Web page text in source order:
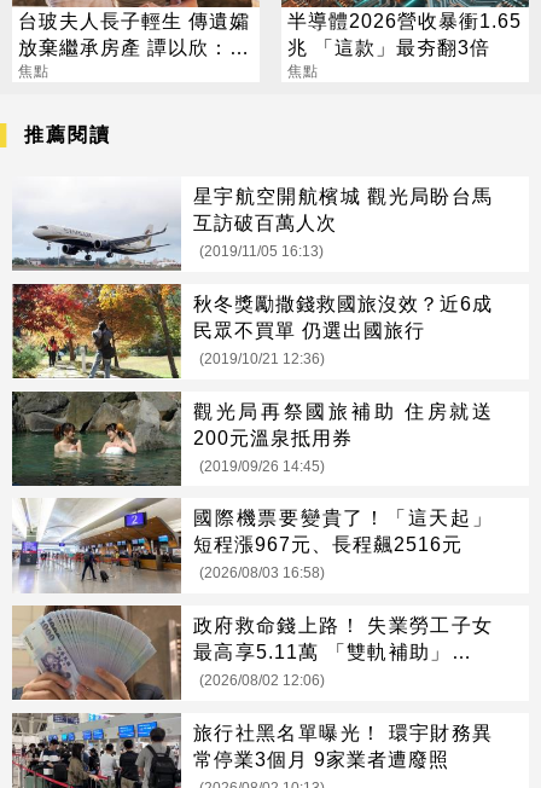
台玻夫人長子輕生 傳遺孀
放棄繼承房產 譚以欣：不
實內容二次傷害
焦點
半導體2026營收暴衝1.65
兆 「這款」最夯翻3倍
焦點
推薦閱讀
星宇航空開航檳城 觀光局盼台馬
互訪破百萬人次
(2019/11/05 16:13)
秋冬獎勵撒錢救國旅沒效？近6成
民眾不買單 仍選出國旅行
(2019/10/21 12:36)
觀光局再祭國旅補助 住房就送
200元溫泉抵用券
(2019/09/26 14:45)
國際機票要變貴了！「這天起」
短程漲967元、長程飆2516元
(2026/08/03 16:58)
政府救命錢上路！ 失業勞工子女
最高享5.11萬 「雙軌補助」一次
看懂
(2026/08/02 12:06)
旅行社黑名單曝光！ 環宇財務異
常停業3個月 9家業者遭廢照